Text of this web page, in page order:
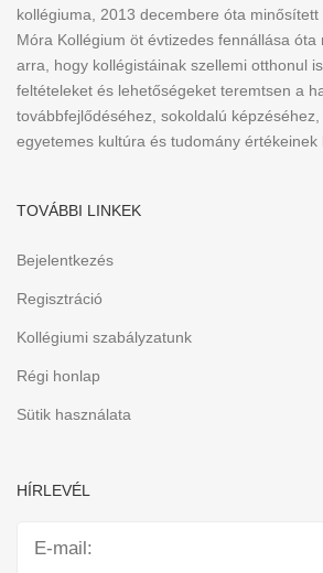
kollégiuma, 2013 decembere óta minősített
Móra Kollégium öt évtizedes fennállása
arra, hogy kollégistáinak szellemi otthonul
feltételeket és lehetőségeket teremtsen a
továbbfejlődéséhez, sokoldalú
egyetemes kultúra és tudomány értékeinek
TOVÁBBI LINKEK
Bejelentkezés
Regisztráció
Kollégiumi szabályzatunk
Régi honlap
Sütik használata
HÍRLEVÉL